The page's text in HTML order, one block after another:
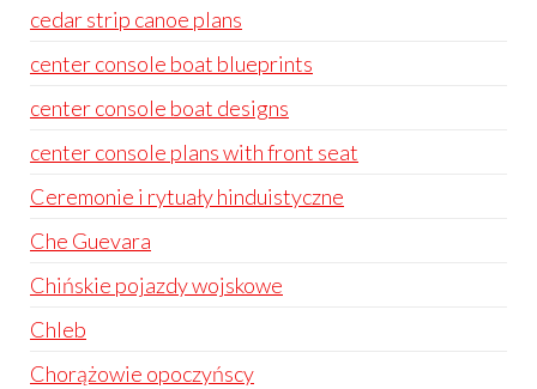
cedar strip canoe plans
center console boat blueprints
center console boat designs
center console plans with front seat
Ceremonie i rytuały hinduistyczne
Che Guevara
Chińskie pojazdy wojskowe
Chleb
Chorążowie opoczyńscy